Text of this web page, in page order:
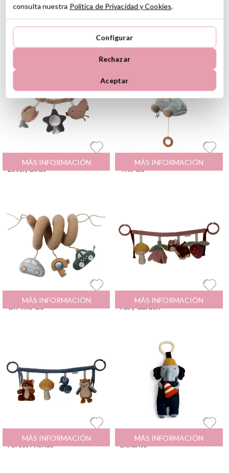
Actividades
Beige
tipoDescuento
Cadena para Carrito
Lovely Birds
19.99
MÁS INFORMACIÓN
Coche Musical On
The Go
19.99
MÁS INFORMACIÓN
Espiral de Actividades
On The Go
21.99
MÁS INFORMACIÓN
Cadena para Carrito
Fairy Garden
19.95
MÁS INFORMACIÓN
Cadena para Carrito
Forest Friends
19.95
MÁS INFORMACIÓN
Peluche Musical
Elefante
29.95
MÁS INFORMACIÓN
consulta nuestra Política de Privacidad y Cookies.
Configurar
Rechazar
Aceptar